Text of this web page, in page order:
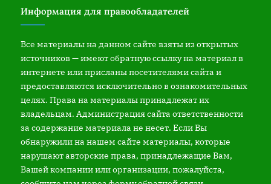
Информация для правообладателей
Все материалы на данном сайте взяты из открытых
источников — имеют обратную ссылку на материал в
интернете или присланы посетителями сайта и
предоставляются исключительно в ознакомительных
целях. Права на материалы принадлежат их
владельцам. Администрация сайта ответственности
за содержание материала не несет. Если Вы
обнаружили на нашем сайте материалы, которые
нарушают авторские права, принадлежащие Вам,
Вашей компании или организации, пожалуйста,